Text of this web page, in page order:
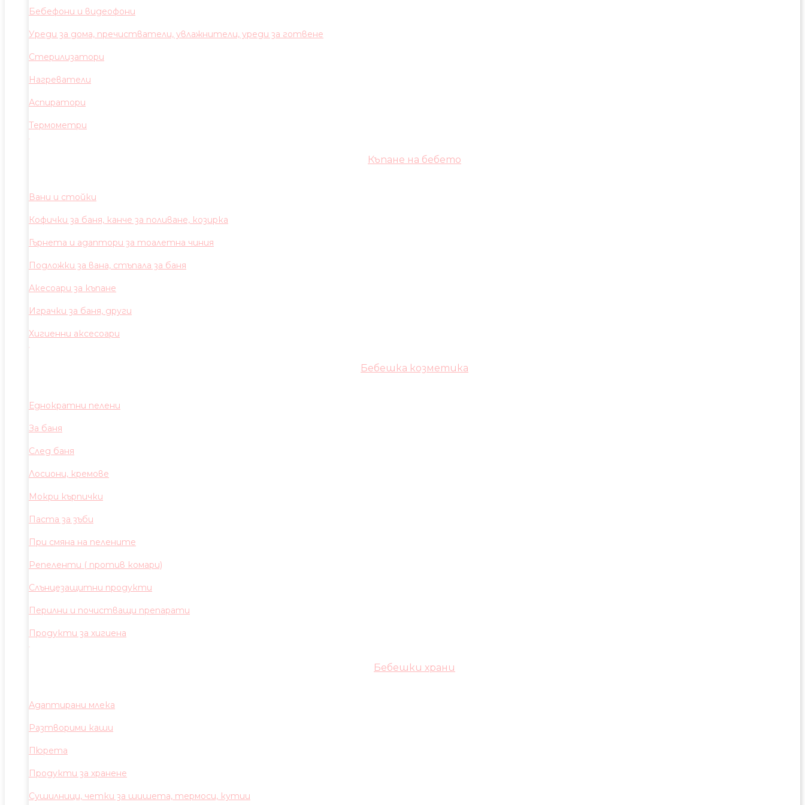
Бебефони и видеофони
Уреди за дома, пречистватели, увлажнители, уреди за готвене
Стерилизатори
Нагреватели
Аспиратори
Термометри
Къпане на бебето
Вани и стойки
Кофички за баня, канче за поливане, козирка
Гърнета и адаптори за тоалетна чиния
Подложки за вана, стъпала за баня
Акесоари за къпане
Играчки за баня, други
Хигиенни аксесоари
Бебешка козметика
Еднократни пелени
За баня
След баня
Лосиони, кремове
Мокри кърпички
Паста за зъби
При смяна на пелените
Репеленти ( против комари)
Слънцезащитни продукти
Перилни и почистващи препарати
Продукти за хигиена
Бебешки храни
Адаптирани млека
Разтворими каши
Пюрета
Продукти за хранене
Сушилници, четки за шишета, термоси, кутии